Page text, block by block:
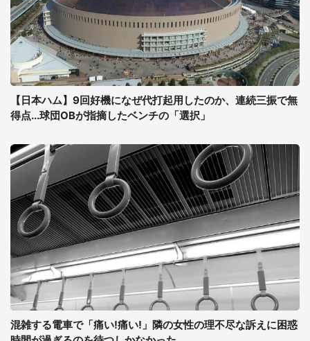
【日本ハム】9回好機になぜ代打起用したのか、連続三振で無
得点...球団OBが指摘したベンチの「選択」
混雑する電車で「痛い!痛い!」隣の女性の理不尽な訴えに困惑